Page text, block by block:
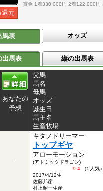
還元
賞金 1着330,000円 2着122,000円
馬表 オッズ
出馬表 縦の出馬表
あなたの
予想
父馬
馬名
母馬
オッズ
誕生日
馬主名
生産牧場
-
キタノドリーマー
トップギヤ
アローモーション
(アトミックドラゴン)
9.4 （5人気）
2017/4/12生
佐藤邦彦
村上昭一生産